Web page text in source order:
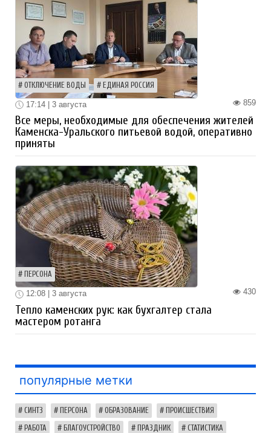
ОТКЛЮЧЕНИЕ ВОДЫ ЕДИНАЯ РОССИЯ
859
17:14 | 3 августа
Все меры, необходимые для обеспечения жителей
Каменска-Уральского питьевой водой, оперативно
приняты
ПЕРСОНА
430
12:08 | 3 августа
Тепло каменских рук: как бухгалтер стала
мастером ротанга
популярные метки
СИНТЗ ПЕРСОНА ОБРАЗОВАНИЕ ПРОИСШЕСТВИЯ
РАБОТА БЛАГОУСТРОЙСТВО ПРАЗДНИК СТАТИСТИКА